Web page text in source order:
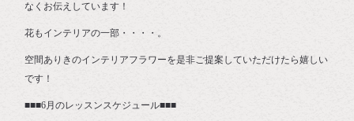
なくお伝えしています！
花もインテリアの一部・・・・。
空間ありきのインテリアフラワーを是非ご提案していただけたら嬉しい
です！
■■■6月のレッスンスケジュール■■■